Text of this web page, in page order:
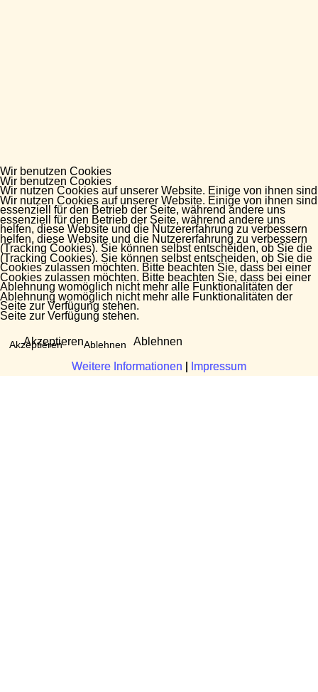
Wir benutzen Cookies
Wir nutzen Cookies auf unserer Website. Einige von ihnen sind
essenziell für den Betrieb der Seite, während andere uns
helfen, diese Website und die Nutzererfahrung zu verbessern
(Tracking Cookies). Sie können selbst entscheiden, ob Sie die
Cookies zulassen möchten. Bitte beachten Sie, dass bei einer
Ablehnung womöglich nicht mehr alle Funktionalitäten der
Seite zur Verfügung stehen.
Akzeptieren Ablehnen
Weitere Informationen Impressum
Wir benutzen Cookies
Wir nutzen Cookies auf unserer Website. Einige von ihnen sind
essenziell für den Betrieb der Seite, während andere uns
helfen, diese Website und die Nutzererfahrung zu verbessern
(Tracking Cookies). Sie können selbst entscheiden, ob Sie die
Cookies zulassen möchten. Bitte beachten Sie, dass bei einer
Ablehnung womöglich nicht mehr alle Funktionalitäten der
Seite zur Verfügung stehen.
Akzeptieren Ablehnen
Weitere Informationen Impressum